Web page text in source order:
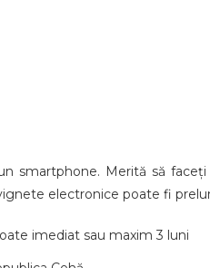
smartphone. Merită să
electronice poate fi
imediat sau maxim 3 luni